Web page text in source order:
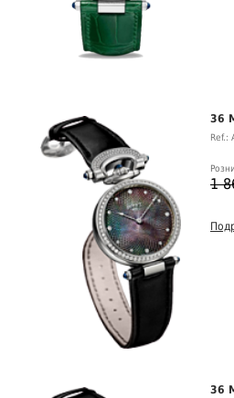
36
Ref.:
1
36